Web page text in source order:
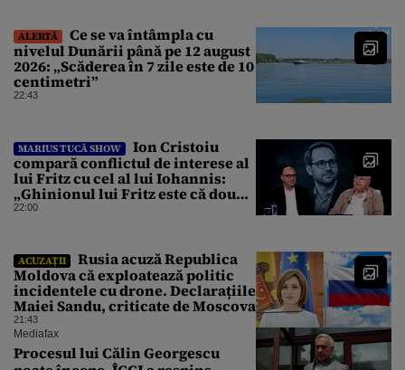
ALERTĂ
Ce se va întâmpla cu
nivelul Dunării până pe 12 august
2026: „Scăderea în 7 zile este de 10
centimetri”
22:43
MARIUS TUCĂ SHOW
Ion Cristoiu
compară conflictul de interese al
lui Fritz cu cel al lui Iohannis:
„Ghinionul lui Fritz este că două
instanțe l-au declarat
22:00
ACUZAȚII
Rusia acuză Republica
Moldova că exploatează politic
incidentele cu drone. Declarațiile
Maiei Sandu, criticate de Moscova
21:43
Mediafax
Procesul lui Călin Georgescu